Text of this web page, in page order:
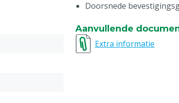
Doorsnede
Aanvullende
Extra informatie